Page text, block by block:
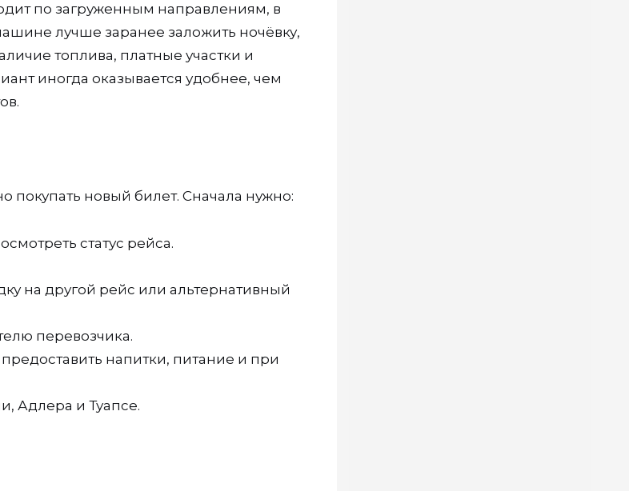
по загруженным направлениям, в
лучше заранее заложить ночёвку,
топлива, платные участки и
иногда оказывается удобнее, чем
покупать новый билет. Сначала нужно:
статус рейса.
на другой рейс или альтернативный
перевозчика.
напитки, питание и при
Адлера и Туапсе.